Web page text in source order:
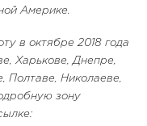
Америке.
в октябре 2018 года
Харькове, Днепре,
Полтаве, Николаеве,
зону